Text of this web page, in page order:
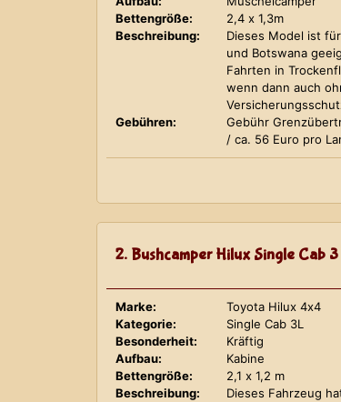
Bettengröße:
2,4 x 1,3m
Beschreibung:
Dieses Model ist
und Botswana
Fahrten in
wenn dann auch
Gebühren:
Gebühr
/ ca. 56 Euro pro
2. Bushcamper Hilux Single Cab
Marke:
Toyota Hilux 4x4
Kategorie:
Single Cab 3L
Besonderheit:
Kräftig
Aufbau:
Kabine
Bettengröße:
2,1 x 1,2 m
Beschreibung:
Dieses Fahrzeug